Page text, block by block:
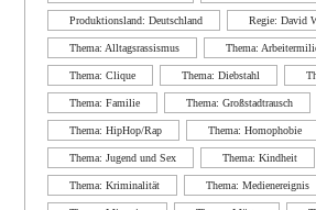
Produktionsland: Deutschland Regie: David
Thema: Alltagsrassismus Thema:
Thema: Clique Thema: Diebstahl
Thema: Familie Thema: Großstadtrausch
Thema: HipHop/Rap Thema: Homophobie
Thema: Jugend und Sex Thema: Kindheit
Thema: Kriminalität Thema: Medienereignis